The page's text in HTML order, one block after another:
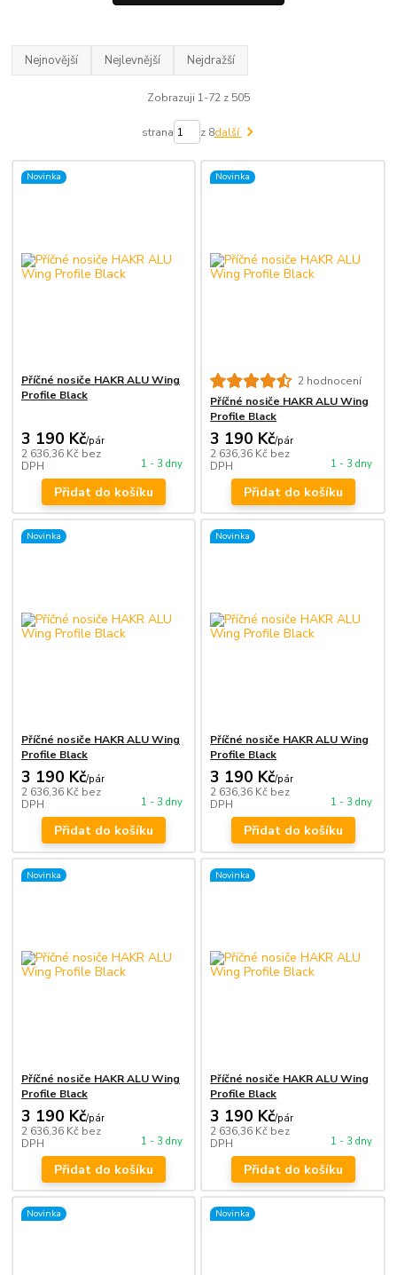
Nejnovější Nejlevnější Nejdražší
Zobrazuji 1-72 z 505
strana z 8další
Novinka
Příčné nosiče HAKR ALU Wing
Profile Black
3 190 Kč/pár
2 636,36 Kč bez
DPH
1 - 3 dny
Přidat do košíku
Novinka
2 hodnocení
Příčné nosiče HAKR ALU Wing
Profile Black
3 190 Kč/pár
2 636,36 Kč bez
DPH
1 - 3 dny
Přidat do košíku
Novinka
Příčné nosiče HAKR ALU Wing
Profile Black
3 190 Kč/pár
2 636,36 Kč bez
DPH
1 - 3 dny
Přidat do košíku
Novinka
Příčné nosiče HAKR ALU Wing
Profile Black
3 190 Kč/pár
2 636,36 Kč bez
DPH
1 - 3 dny
Přidat do košíku
Novinka
Příčné nosiče HAKR ALU Wing
Profile Black
3 190 Kč/pár
2 636,36 Kč bez
DPH
1 - 3 dny
Přidat do košíku
Novinka
Příčné nosiče HAKR ALU Wing
Profile Black
3 190 Kč/pár
2 636,36 Kč bez
DPH
1 - 3 dny
Přidat do košíku
Novinka Novinka